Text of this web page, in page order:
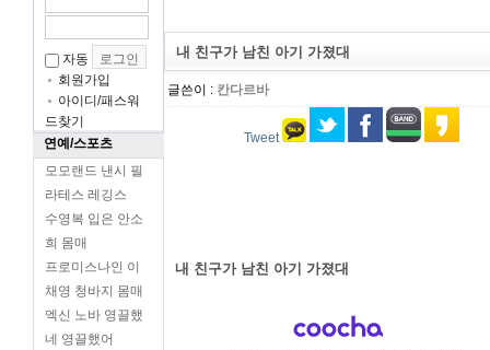
자동
회원가입
아이디/패스워
드찾기
연예/스포츠
모모랜드 낸시 필
라테스 레깅스
수영복 입은 안소
희 몸매
프로미스나인 이
채영 청바지 몸매
엑신 노바 영끌했
네 영끌했어
내 친구가 남친 아기 가졌대
글쓴이 : 칸다르바
Tweet
내 친구가 남친 아기 가졌대